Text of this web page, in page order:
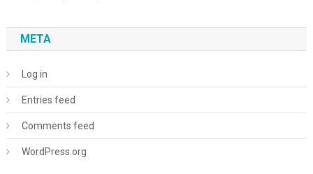
META
Log in
Entries feed
Comments feed
WordPress.org